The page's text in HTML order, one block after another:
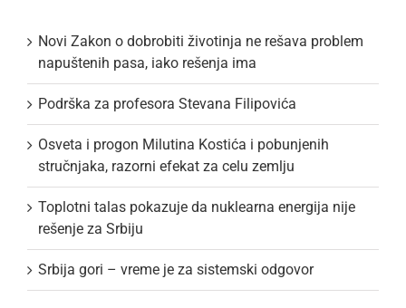
Novi Zakon o dobrobiti životinja ne rešava problem
napuštenih pasa, iako rešenja ima
Podrška za profesora Stevana Filipovića
Osveta i progon Milutina Kostića i pobunjenih
stručnjaka, razorni efekat za celu zemlju
Toplotni talas pokazuje da nuklearna energija nije
rešenje za Srbiju
Srbija gori – vreme je za sistemski odgovor